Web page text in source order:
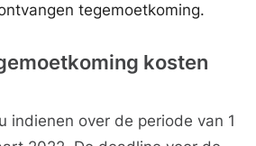
tegemoetkoming.
kosten
indienen over de periode van 1